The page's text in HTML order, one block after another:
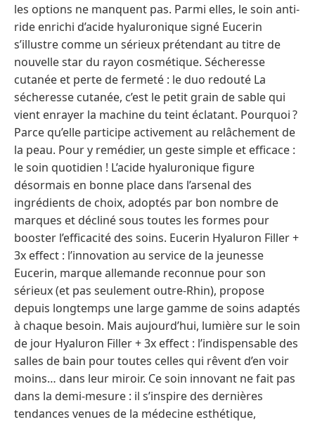
les options ne manquent pas. Parmi elles, le soin anti-
ride enrichi d’acide hyaluronique signé Eucerin
s’illustre comme un sérieux prétendant au titre de
nouvelle star du rayon cosmétique. Sécheresse
cutanée et perte de fermeté : le duo redouté La
sécheresse cutanée, c’est le petit grain de sable qui
vient enrayer la machine du teint éclatant. Pourquoi ?
Parce qu’elle participe activement au relâchement de
la peau. Pour y remédier, un geste simple et efficace :
le soin quotidien ! L’acide hyaluronique figure
désormais en bonne place dans l’arsenal des
ingrédients de choix, adoptés par bon nombre de
marques et décliné sous toutes les formes pour
booster l’efficacité des soins. Eucerin Hyaluron Filler +
3x effect : l’innovation au service de la jeunesse
Eucerin, marque allemande reconnue pour son
sérieux (et pas seulement outre-Rhin), propose
depuis longtemps une large gamme de soins adaptés
à chaque besoin. Mais aujourd’hui, lumière sur le soin
de jour Hyaluron Filler + 3x effect : l’indispensable des
salles de bain pour toutes celles qui rêvent d’en voir
moins… dans leur miroir. Ce soin innovant ne fait pas
dans la demi-mesure : il s’inspire des dernières
tendances venues de la médecine esthétique,